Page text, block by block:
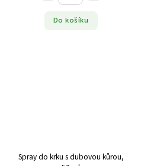
Jablečník
Jitrocel
Do košíku
Spray do krku s dubovou kůrou,